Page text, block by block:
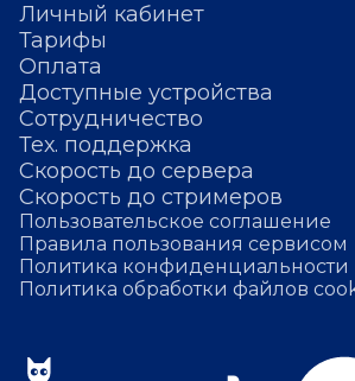
Личный кабинет
Тарифы
Оплата
Доступные устройства
Сотрудничество
Тех. поддержка
Скорость до сервера
Скорость до стримеров
Пользовательское соглашение
Правила пользования сервисом
Политика конфиденциальности
Политика обработки файлов